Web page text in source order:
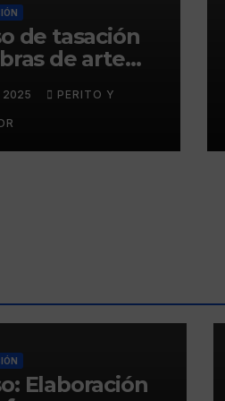
de tasación
de arte
y
2025 PERITO Y
Elaboración